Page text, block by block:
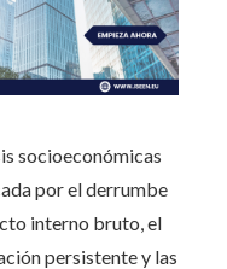
socioeconómicas
por el derrumbe
interno bruto, el
persistente y las